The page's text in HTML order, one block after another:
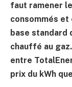
faut ramener
consommés et
base standard
chauffé au
entre
prix du kWh